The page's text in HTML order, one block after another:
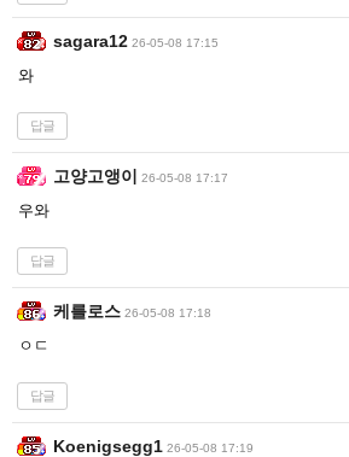
sagara12 26-05-08 17:15
와
답글
고양고앵이 26-05-08 17:17
우와
답글
케를로스 26-05-08 17:18
ㅇㄷ
답글
Koenigsegg1 26-05-08 17:19